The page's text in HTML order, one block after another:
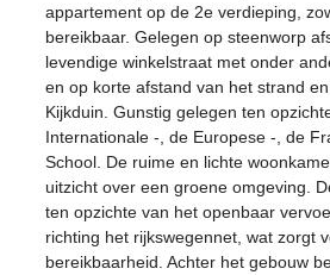
appartement op de 2e verdieping,
bereikbaar. Gelegen op steenworp
levendige winkelstraat met onder
en op korte afstand van het strand
Kijkduin. Gunstig gelegen ten
Internationale -, de Europese -, de
School. De ruime en lichte
uitzicht over een groene omgeving.
ten opzichte van het openbaar
richting het rijkswegennet, wat zorgt
bereikbaarheid. Achter het gebouw